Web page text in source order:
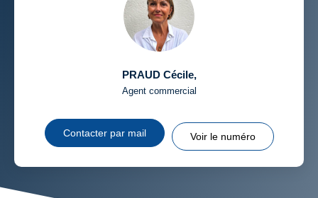
PRAUD Cécile,
Agent commercial
Contacter par mail Voir le numéro